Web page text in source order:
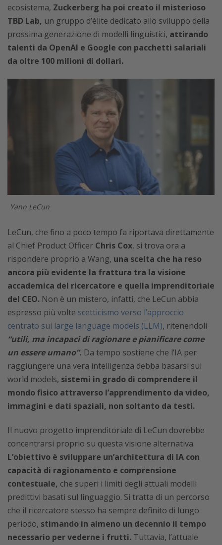
ecosistema, Zuckerberg ha poi creato il misterioso
TBD Lab, un gruppo d’élite dedicato allo sviluppo della
prossima generazione di modelli linguistici, attirando
talenti da OpenAI e Google con pacchetti salariali
da oltre 100 milioni di dollari.
Yann LeCun
LeCun, che fino a poco tempo fa riportava direttamente
al Chief Product Officer Chris Cox, si trova ora a
rispondere proprio a Wang, una scelta che ha reso
ancora più evidente la frattura tra la visione
accademica del ricercatore e quella imprenditoriale
del CEO. Non è un mistero, infatti, che LeCun abbia
espresso più volte scetticismo verso l’approccio
centrato sui large language models (LLM), ritenendoli
“utili, ma incapaci di ragionare e pianificare come
un essere umano”. Da tempo sostiene che l’IA per
raggiungere una vera intelligenza debba basarsi sui
world models, sistemi in grado di comprendere il
mondo fisico attraverso l’apprendimento da video,
immagini e dati spaziali, non soltanto da testi.
Il nuovo progetto imprenditoriale di LeCun dovrebbe
concentrarsi proprio su questa visione alternativa.
L’obiettivo è sviluppare un’architettura di IA con
capacità di ragionamento e comprensione
contestuale, che superi i limiti degli attuali modelli
predittivi basati sul linguaggio. Si tratta di un percorso
che il ricercatore stesso ha sempre definito di lungo
periodo, stimando in almeno un decennio il tempo
necessario per vederne i frutti. Tuttavia, l’attuale